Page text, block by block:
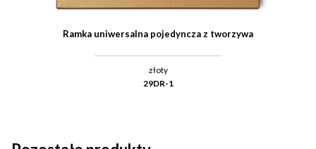
Ramka uniwersalna pojedyncza z tworzywa
złoty
29DR-1